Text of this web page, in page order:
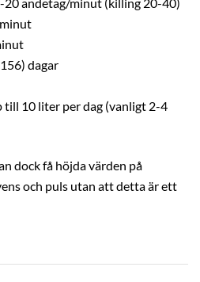
20 andetag/minut (killing 20-40)
dagar
10 liter per dag (vanligt 2-4
dock få höjda värden på
och puls utan att detta är ett